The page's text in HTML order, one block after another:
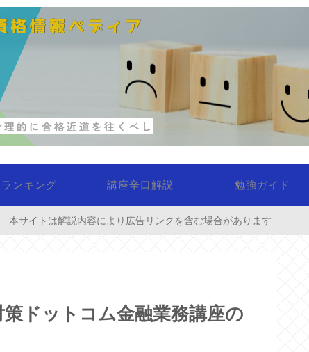
ンキング 講座辛口解説 勉強ガイド
本サイトは解説内容により広告リンクを含む場合があります
策ドットコム金融業務講座の